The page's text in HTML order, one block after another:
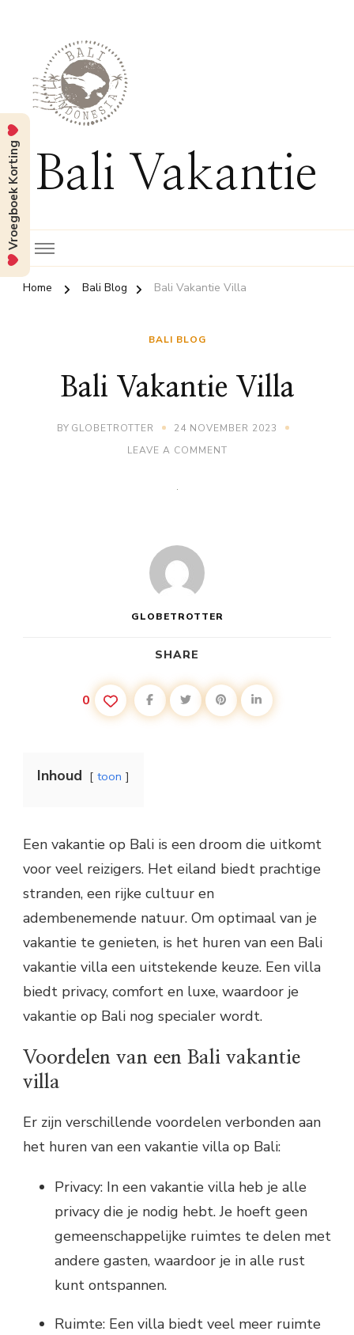
Bali Vakantie
Home Bali Blog Bali Vakantie Villa
BALI BLOG
Bali Vakantie Villa
BY GLOBETROTTER
24 NOVEMBER 2023
LEAVE A COMMENTON
GLOBETROTTER
SHARE
0
Inhoud toon
Een vakantie op Bali is een droom die uitkomt
voor veel reizigers. Het eiland biedt prachtige
stranden, een rijke cultuur en
adembenemende natuur. Om optimaal van je
vakantie te genieten, is het huren van een Bali
vakantie villa een uitstekende keuze. Een villa
biedt privacy, comfort en luxe, waardoor je
vakantie op Bali nog specialer wordt.
Voordelen van een Bali vakantie
villa
Er zijn verschillende voordelen verbonden aan
het huren van een vakantie villa op Bali:
Privacy: In een vakantie villa heb je alle
privacy die je nodig hebt. Je hoeft geen
gemeenschappelijke ruimtes te delen met
andere gasten, waardoor je in alle rust
kunt ontspannen.
Ruimte: Een villa biedt veel meer ruimte
Vroegboek Korting